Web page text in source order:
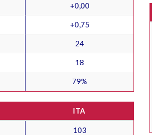
+0,00
+0,75
24
18
79%
ITA
103